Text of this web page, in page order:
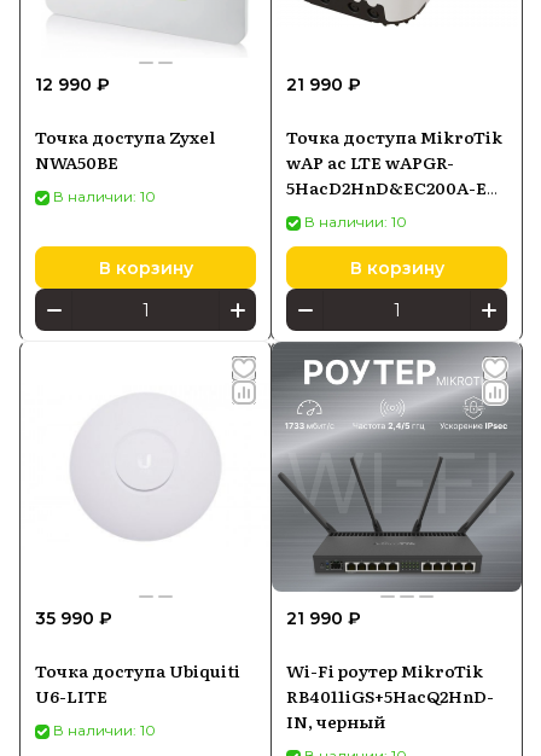
12 990 ₽
Точка доступа Zyxel
NWA50BE
В наличии: 10
В корзину
21 990 ₽
Точка доступа MikroTik
wAP ac LTE wAPGR-
5HacD2HnD&EC200A-EU,
Wi-Fi 5 2,4/5 ГГц, LTE
Cat1, PoE-in
В наличии: 10
В корзину
35 990 ₽
Точка доступа Ubiquiti
U6-LITE
В наличии: 10
21 990 ₽
Wi-Fi роутер MikroTik
RB4011iGS+5HacQ2HnD-
IN, черный